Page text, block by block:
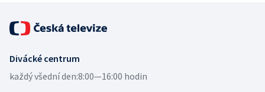
Divácké centrum
každý všední den:8:00—16:00 hodin